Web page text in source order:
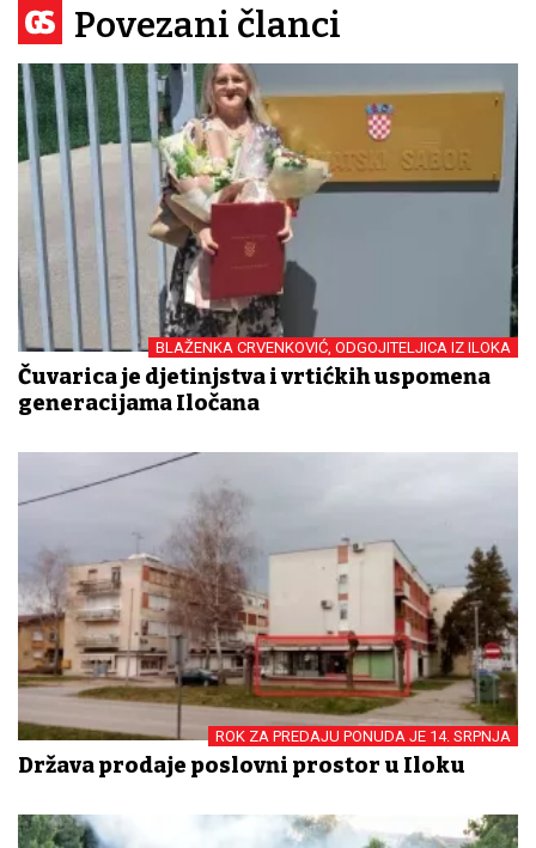
Povezani članci
BLAŽENKA CRVENKOVIĆ, ODGOJITELJICA IZ ILOKA
Čuvarica je djetinjstva i vrtićkih uspomena
generacijama Iločana
ROK ZA PREDAJU PONUDA JE 14. SRPNJA
Država prodaje poslovni prostor u Iloku